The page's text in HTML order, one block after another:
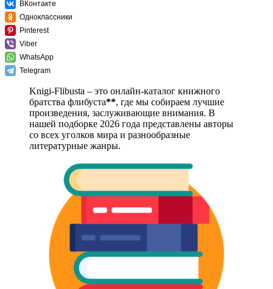
ВКонтакте
Одноклассники
Pinterest
Viber
WhatsApp
Telegram
Knigi-Flibusta – это онлайн-каталог книжного
братства флибуста**, где мы собираем лучшие
произведения, заслуживающие внимания. В
нашей подборке 2026 года представлены авторы
со всех уголков мира и разнообразные
литературные жанры.